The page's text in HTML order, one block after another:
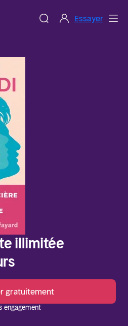
Essayer
illimitée
gratuitement
engagement